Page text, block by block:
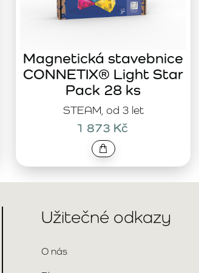
STEAM, od 3 let
Magnetická stavebnice
CONNETIX® Light Star
Pack 28 ks
1 873 Kč
Užitečné odkazy
O nás